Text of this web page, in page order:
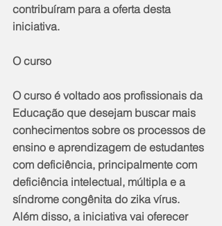
contribuíram para a oferta desta
iniciativa.
O curso
O curso é voltado aos profissionais da
Educação que desejam buscar mais
conhecimentos sobre os processos de
ensino e aprendizagem de estudantes
com deficiência, principalmente com
deficiência intelectual, múltipla e a
síndrome congênita do zika vírus.
Além disso, a iniciativa vai oferecer